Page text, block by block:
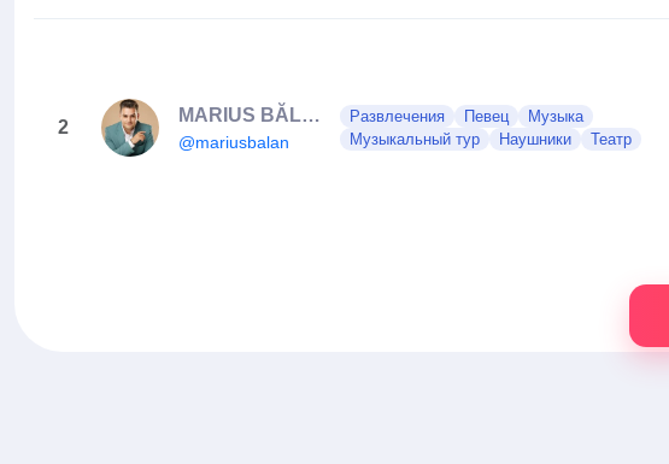
2
MARIUS BĂLAN
@mariusbalan
Развлечения Певец
Музыка
Музыкальный тур
Наушники Театр